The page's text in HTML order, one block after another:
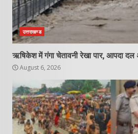
उत्तराखण्ड
ऋषिकेश में गंगा चेतावनी रेखा पार, आपदा दल
August 6, 2026